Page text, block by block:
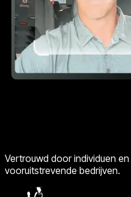
Vertrouwd door individuen
vooruitstrevende bedrijven.